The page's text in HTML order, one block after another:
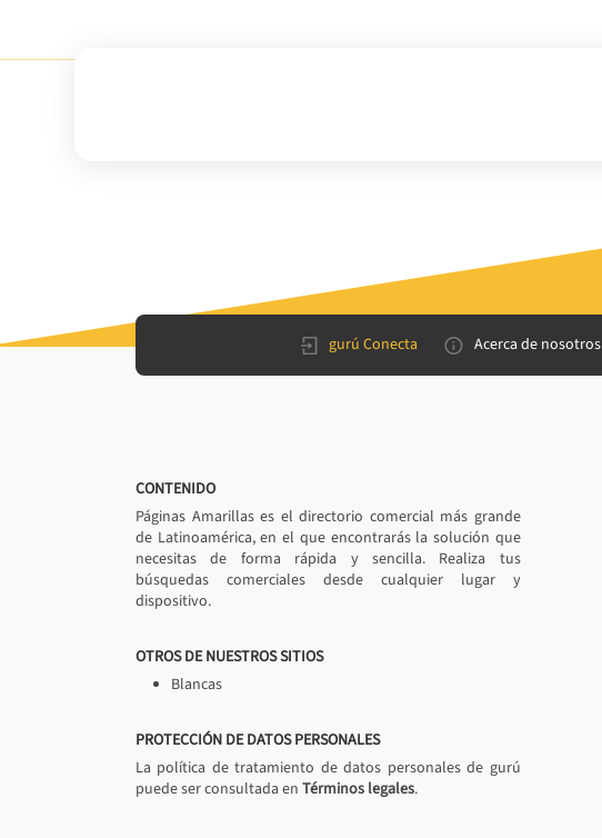
gurú Conecta Acerca de nosotros
CONTENIDO
Páginas Amarillas es el directorio comercial más grande
de Latinoamérica, en el que encontrarás la solución que
necesitas de forma rápida y sencilla. Realiza tus
búsquedas comerciales desde cualquier lugar y
dispositivo.
OTROS DE NUESTROS SITIOS
Blancas
PROTECCIÓN DE DATOS PERSONALES
La política de tratamiento de datos personales de gurú
puede ser consultada en Términos legales.